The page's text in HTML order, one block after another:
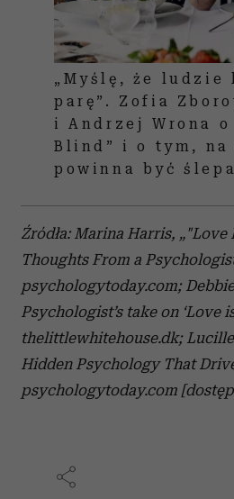
„Myślę, że ludzie
parę”. Zofia
i Andrzej Wrona o
Blind” i o tym, na
powinna być ślepa
Źródła: Marina Harris,
Thoughts From a
psychologytoday.com;
Psychologist’s take on ‘Love
thelittlewhitehouse.dk;
Hidden Psychology That
psychologytoday.com